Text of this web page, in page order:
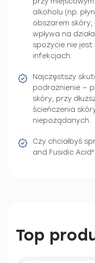
alkoholu (np.
obszarem
wpływa na
spożycie nie
infekcjach.
Najczęstszy
podrażnienie —
skóry; przy
ścieńczenia
niepożądanych.
Czy chciałbyś
and Fusidic
Top